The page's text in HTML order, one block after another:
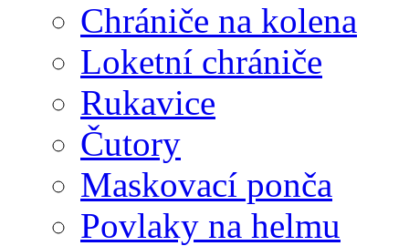
Chrániče na kolena
Loketní chrániče
Rukavice
Čutory
Maskovací ponča
Povlaky na helmu